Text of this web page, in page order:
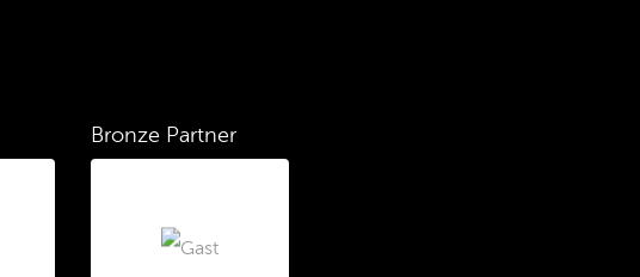
Bronze Partner